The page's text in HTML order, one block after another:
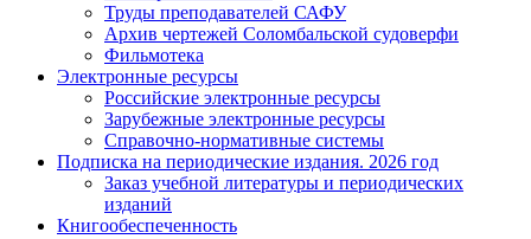
Труды преподавателей САФУ
Архив чертежей Соломбальской судоверфи
Фильмотека
Электронные ресурсы
Российские электронные ресурсы
Зарубежные электронные ресурсы
Справочно-нормативные системы
Подписка на периодические издания. 2026 год
Заказ учебной литературы и периодических
изданий
Книгообеспеченность